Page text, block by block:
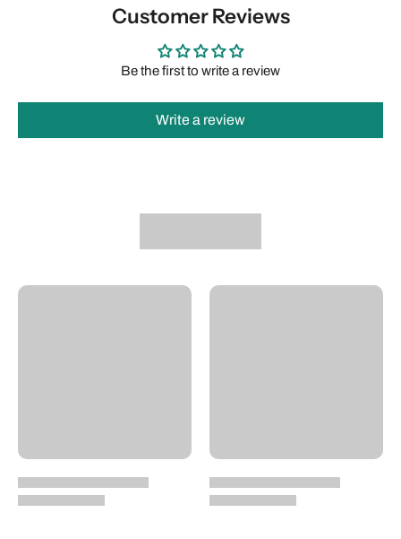
Customer Reviews
Be the first to write a review
Write a review